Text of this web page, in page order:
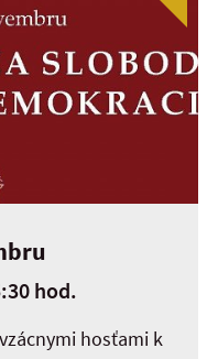
hod.
hosťami k